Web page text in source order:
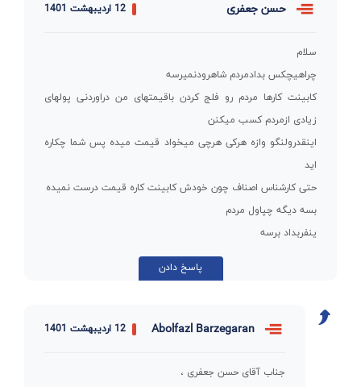
حسن جعفری 12 اردیبهشت 1401
سلام
چراهیچکس بدادمردم شاهرودنمیرسه
کابینت کارها مردم رو فلج کردن باقیمتهای من دراوردنی پولهای
زیادی ازمردم کسب میکنن
اینقدرولنگو وازه هرکی هرچی میخواد قیمت میده پس شما چکاره
اید
حتی کارشناس اصناف چون خودش کابینت کاره قیمت درست نمیده
بسه دیگه چپاول مردم
ینفربداد برسه
پاسخ دادن
Abolfazl Barzegaran 12 اردیبهشت 1401
جناب آقای حسن جعفری ،